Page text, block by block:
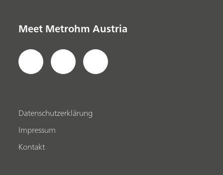
Meet Metrohm Austria
Datenschutzerklärung
Impressum
Kontakt